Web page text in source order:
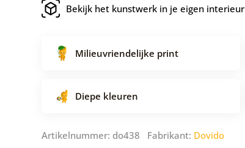
Bekijk het kunstwerk in je eigen interieur
Milieuvriendelijke print
Diepe kleuren
Artikelnummer: do438 Fabrikant: Dovido